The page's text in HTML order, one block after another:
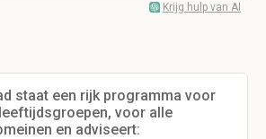
Krijg hulp van AI
staat een rijk programma voor
voor alle
en adviseert: